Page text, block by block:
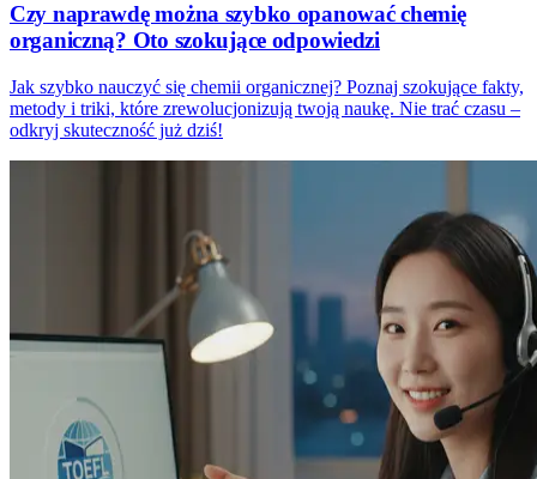
Czy naprawdę można szybko opanować chemię
organiczną? Oto szokujące odpowiedzi
Jak szybko nauczyć się chemii organicznej? Poznaj szokujące fakty,
metody i triki, które zrewolucjonizują twoją naukę. Nie trać czasu –
odkryj skuteczność już dziś!